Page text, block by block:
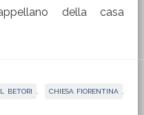
della casa
BETORI CHIESA FIORENTINA